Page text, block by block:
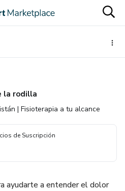
la rodilla
| Fisioterapia a tu alcance
de Suscripción
ayudarte a entender el dolor